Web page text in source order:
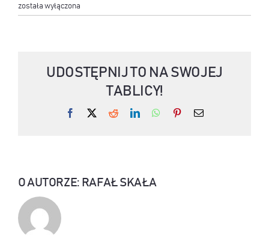
została wyłączona
UDOSTĘPNIJ TO NA SWOJEJ
TABLICY!
Facebook RedditLinkedInWhatsApp
PinterestEmail
O AUTORZE: RAFAŁ SKAŁA